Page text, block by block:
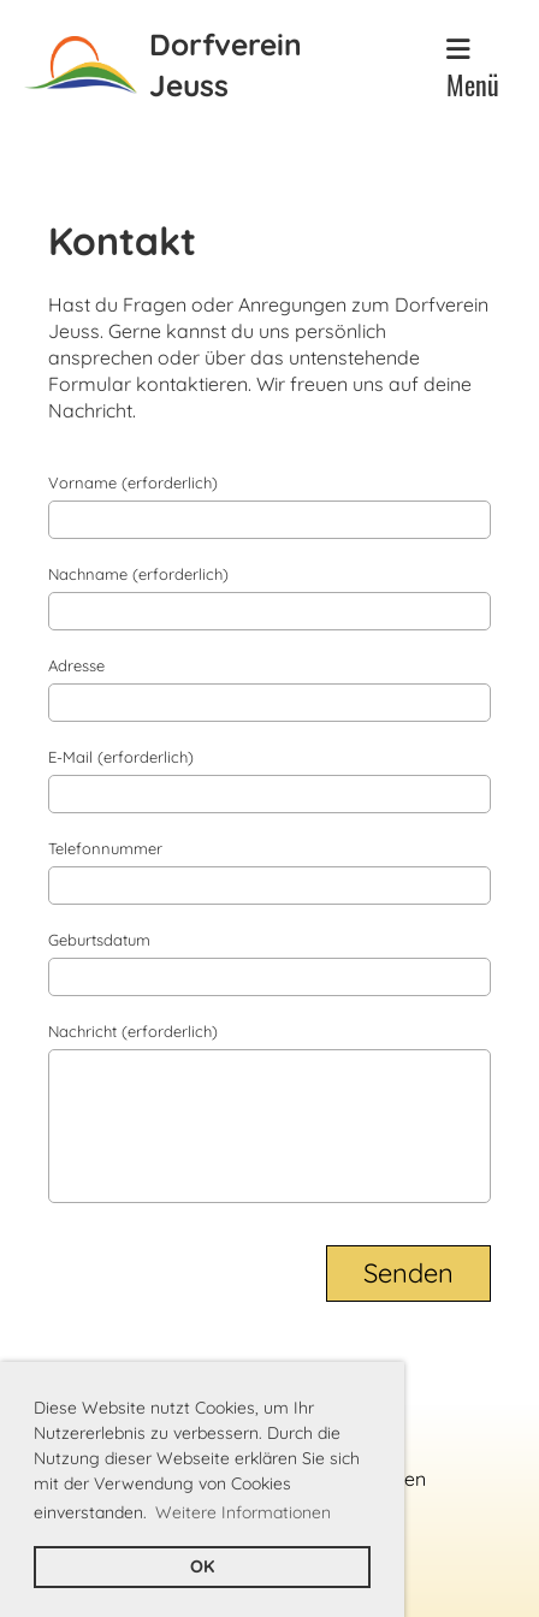
Diese Website nutzt Cookies, um Ihr
Nutzererlebnis zu verbessern. Durch die
Nutzung dieser Webseite erklären Sie sich
mit der Verwendung von Cookies
einverstanden. Weitere Informationen
OK
Dorfverein
Jeuss
Menü
Kontakt
Hast du Fragen oder Anregungen zum Dorfverein
Jeuss. Gerne kannst du uns persönlich
ansprechen oder über das untenstehende
Formular kontaktieren. Wir freuen uns auf deine
Nachricht.
Vorname (erforderlich)
Nachname (erforderlich)
Adresse
E-Mail (erforderlich)
Telefonnummer
Geburtsdatum
Nachricht (erforderlich)
Impressum| Datenschutz Statuten
Erstellt mit ClubDesk Vereinssoftware